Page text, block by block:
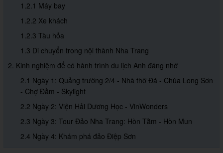
1.2.1 Máy bay
1.2.2 Xe khách
1.2.3 Tàu hỏa
1.3 Di chuyển trong nội thành Nha Trang
2. Kinh nghiệm để có hành trình du lịch Anh đáng nhớ
2.1 Ngày 1: Quảng trường 2/4 - Nhà thờ Đá - Chùa Long Sơn
- Chợ Đầm - Skylight
2.2 Ngày 2: Viện Hải Dương Học - VinWonders
2.3 Ngày 3: Tour Đảo Nha Trang: Hòn Tằm - Hòn Mun
2.4 Ngày 4: Khám phá đảo Điệp Sơn